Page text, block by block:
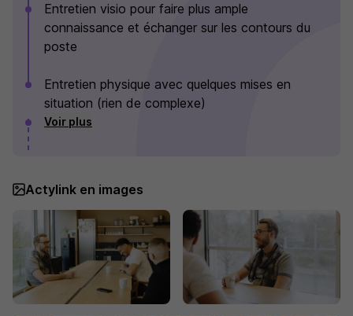
Entretien visio pour faire plus ample
connaissance et échanger sur les contours du
poste
Entretien physique avec quelques mises en
situation (rien de complexe)
Voir plus
Actylink en images